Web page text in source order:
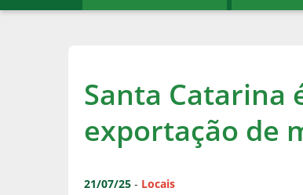
Santa Catarina
exportação de
21/07/25 - Locais